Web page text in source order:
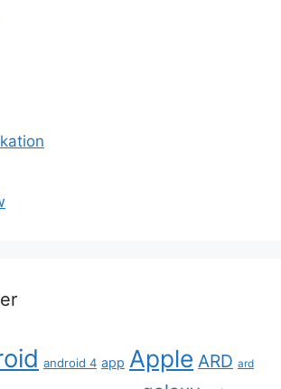
android 4 app Apple ARD ard